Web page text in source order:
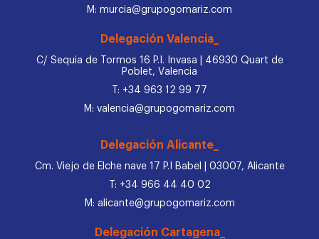
M: murcia@grupogomariz.com
Delegación Valencia_
C/ Sequia de Tormos 16 P.I. Invasa | 46930 Quart de
Poblet, Valencia
T: +34 963 12 99 77
M: valencia@grupogomariz.com
Delegación Alicante_
Cm. Viejo de Elche nave 17 P.I Babel | 03007, Alicante
T: +34 966 44 40 02
M: alicante@grupogomariz.com
Delegación Cartagena_